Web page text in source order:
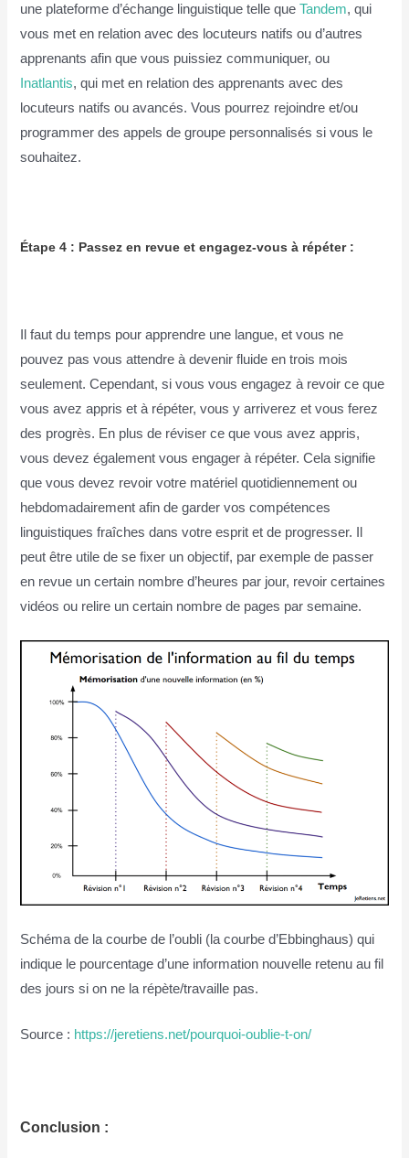
une plateforme d’échange linguistique telle queTandem, qui
vous met en relation avec des locuteurs natifs ou d’autres
apprenants afin que vous puissiez communiquer, ou
Inatlantis, qui met en relation des apprenants avec des
locuteurs natifs ou avancés. Vous pourrez rejoindre et/ou
programmer des appels de groupe personnalisés si vous le
souhaitez.
Étape 4 : Passez en revue et engagez-vous à répéter :
Il faut du temps pour apprendre une langue, et vous ne
pouvez pas vous attendre à devenir fluide en trois mois
seulement. Cependant, si vous vous engagez à revoir ce que
vous avez appris et à répéter, vous y arriverez et vous ferez
des progrès. En plus de réviser ce que vous avez appris,
vous devez également vous engager à répéter. Cela signifie
que vous devez revoir votre matériel quotidiennement ou
hebdomadairement afin de garder vos compétences
linguistiques fraîches dans votre esprit et de progresser. Il
peut être utile de se fixer un objectif, par exemple de passer
en revue un certain nombre d’heures par jour, revoir certaines
vidéos ou relire un certain nombre de pages par semaine.
Schéma de la courbe de l’oubli (la courbe d’Ebbinghaus) qui
indique le pourcentage d’une information nouvelle retenu au fil
des jours si on ne la répète/travaille pas.
Source : https://jeretiens.net/pourquoi-oublie-t-on/
Conclusion :